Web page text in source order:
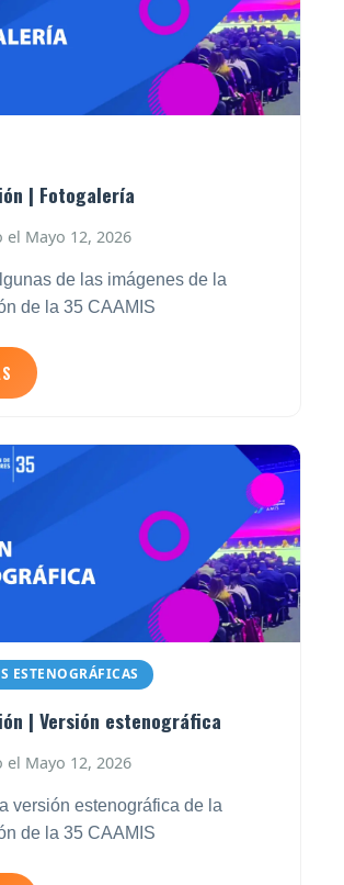
| Fotogalería
el Mayo 12, 2026
de las imágenes de la
de la 35 CAAMIS
ESTENOGRÁFICAS
| Versión estenográfica
el Mayo 12, 2026
versión estenográfica de la
de la 35 CAAMIS